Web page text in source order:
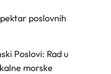
poslovnih
Poslovi: Rad u
morske